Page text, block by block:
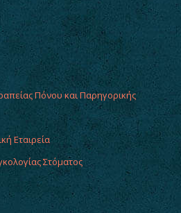
Πόνου και Παρηγορικής
Εταιρεία
Στόματος